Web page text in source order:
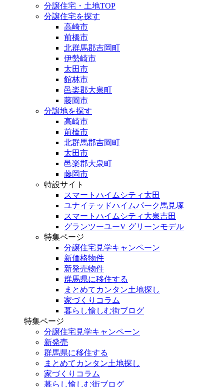
分譲住宅・土地TOP
分譲住宅を探す
高崎市
前橋市
北群馬郡吉岡町
伊勢崎市
太田市
館林市
邑楽郡大泉町
藤岡市
分譲地を探す
高崎市
前橋市
北群馬郡吉岡町
太田市
邑楽郡大泉町
藤岡市
特設サイト
スマートハイムシティ太田
ユナイテッドハイムパーク馬見塚
スマートハイムシティ大泉吉田
グランツーユーV グリーンモデル
特集ページ
分譲住宅見学キャンペーン
新価格物件
新発売物件
群馬県に移住する
まとめてカンタン土地探し
家づくりコラム
暮らし愉しむ街ブログ
特集ページ
分譲住宅見学キャンペーン
新発売
群馬県に移住する
まとめてカンタン土地探し
家づくりコラム
暮らし愉しむ街ブログ